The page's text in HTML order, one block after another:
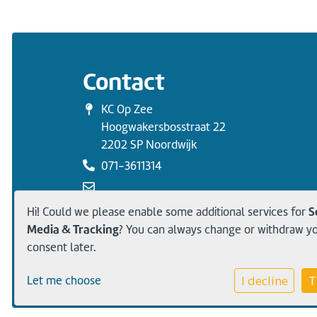
Contact
KC Op Zee
Hoogwakersbosstraat 22
2202 SP Noordwijk
071-3611314
directie.opzee@sophiascholen.nl
Privacy statement Cookie instellingen
Hi! Could we please enable some additional services for
Media & Tracking? You can always change or withdraw
consent later.
Let me choose I decline